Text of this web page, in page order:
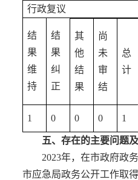
行政复议
结
果
维
持
结
果
纠
正
其
他
结
果
尚
未
审
结
总
计
1 0 0 0 1
五、存在的主要问题
2023年，在市政府政
市应急局政务公开工作取